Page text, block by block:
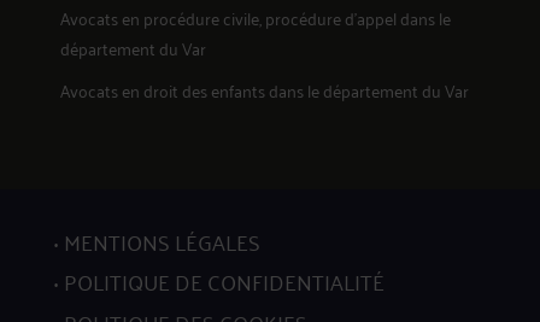
Avocats en procédure civile, procédure d'appel dans le
département du Var
Avocats en droit des enfantsdans le département du Var
MENTIONS LÉGALES
POLITIQUE DE CONFIDENTIALITÉ